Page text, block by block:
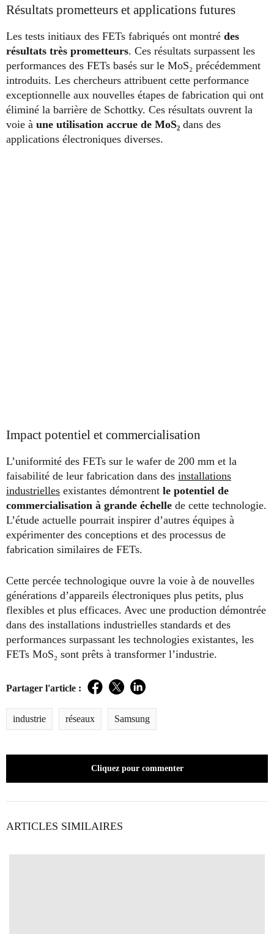
Résultats prometteurs et applications futures
Les tests initiaux des FETs fabriqués ont montré des
résultats très prometteurs. Ces résultats surpassent les
performances des FETs basés sur le MoS₂ précédemment
introduits. Les chercheurs attribuent cette performance
exceptionnelle aux nouvelles étapes de fabrication qui ont
éliminé la barrière de Schottky. Ces résultats ouvrent la
voie à une utilisation accrue de MoS₂ dans des
applications électroniques diverses.
Impact potentiel et commercialisation
L’uniformité des FETs sur le wafer de 200 mm et la
faisabilité de leur fabrication dans des installations
industrielles existantes démontrent le potentiel de
commercialisation à grande échelle de cette technologie.
L’étude actuelle pourrait inspirer d’autres équipes à
expérimenter des conceptions et des processus de
fabrication similaires de FETs.
Cette percée technologique ouvre la voie à de nouvelles
générations d’appareils électroniques plus petits, plus
flexibles et plus efficaces. Avec une production démontrée
dans des installations industrielles standards et des
performances surpassant les technologies existantes, les
FETs MoS₂ sont prêts à transformer l’industrie.
Partager l'article : Facebook
TwitterLinkedIn
industrie réseaux Samsung
Cliquez pour commenter
ARTICLES SIMILAIRES